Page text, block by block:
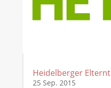
Heidelberger
25 Sep. 2015